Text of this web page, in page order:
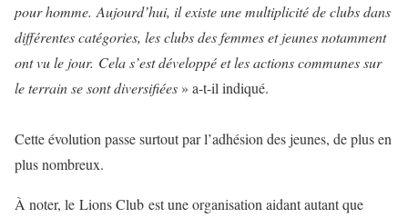
pour homme. Aujourd’hui, il existe une multiplicité de clubs dans
différentes catégories, les clubs des femmes et jeunes notamment
ont vu le jour. Cela s’est développé et les actions communes sur
le terrain se sont diversifiées » a-t-il indiqué.
Cette évolution passe surtout par l’adhésion des jeunes, de plus en
plus nombreux.
À noter, le Lions Club est une organisation aidant autant que